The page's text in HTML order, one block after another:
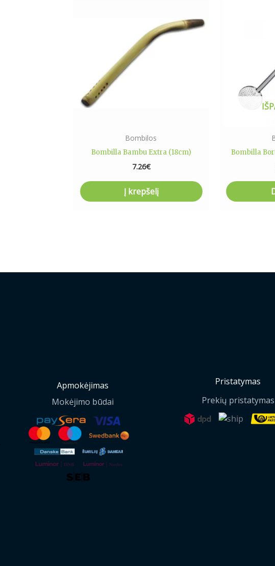
Bombilos
Bombilla Bambu Extra (18cm)
7.26€
Į krepšelį
Bombilla
Apmokėjimas
Mokėjimo būdai
Pristatymas
Prekių pristatymas